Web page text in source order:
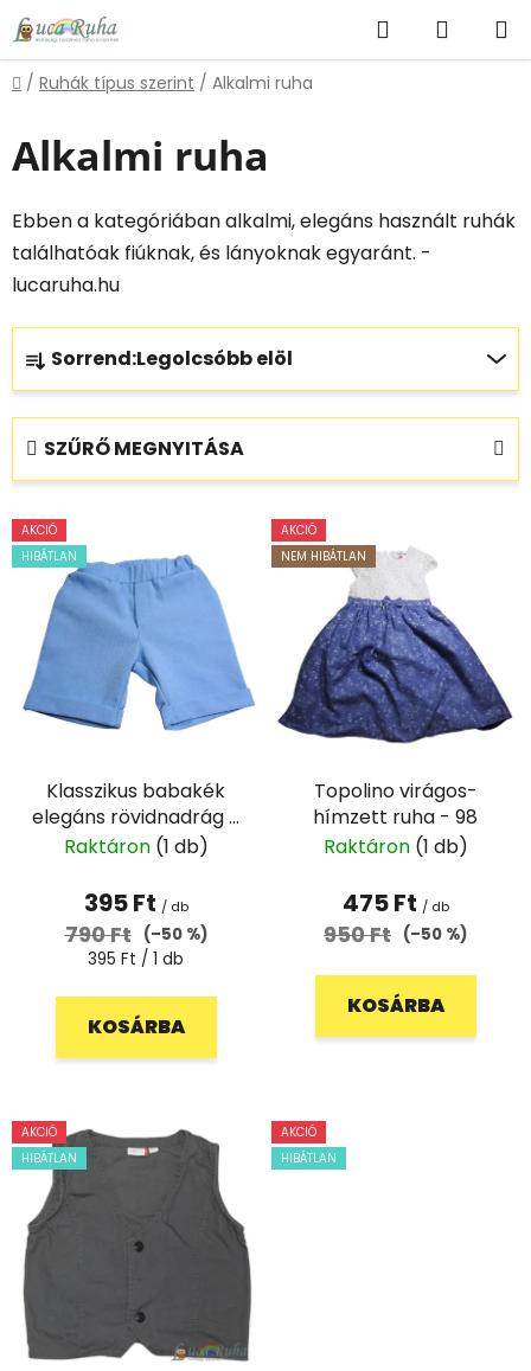
Ugrás
fő
tartalomhoz
KeresésKOSÁR
Kezdőlap
/ Ruhák típus szerint / Alkalmi ruha
Alkalmi ruha
Ebben a kategóriában alkalmi, elegáns használt ruhák
találhatóak fiúknak, és lányoknak egyaránt. -
lucaruha.hu
T
e
r
m
k
e
k
e
Sorrend:Legolcsóbb elöl
SZŰRŐ MEGNYITÁSA
T
e
e
AKCIÓ
HIBÁTLAN
Klasszikus babakék
elegáns rövidnadrág -
74
Raktáron (1 db)
395 Ft / db
790 Ft
(–50 %)
Egységár:
395 Ft / 1 db
KOSÁRBA
AKCIÓ
NEM HIBÁTLAN
Topolino virágos-
hímzett ruha - 98
Raktáron (1 db)
475 Ft / db
950 Ft (–50 %)
KOSÁRBA
AKCIÓ
HIBÁTLAN
AKCIÓ
HIBÁTLAN